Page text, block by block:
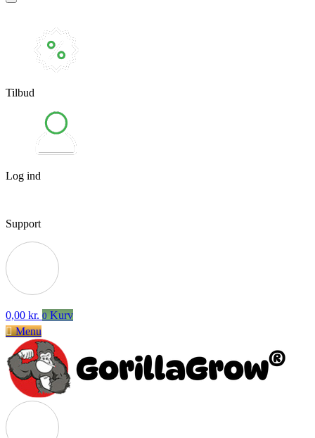
Tilbud
Log ind
Support
0,00 kr. 0 Kurv
Menu